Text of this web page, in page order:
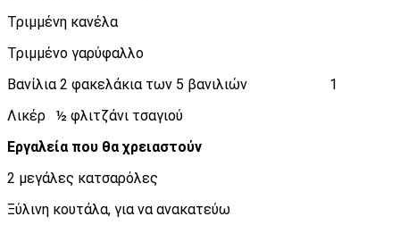
Τριμμένη κανέλα
Τριμμένο γαρύφαλλο
Βανίλια 2 φακελάκια των 5 βανιλιών 1
Λικέρ ½ φλιτζάνι τσαγιού
Εργαλεία που θα χρειαστούν
2 μεγάλες κατσαρόλες
Ξύλινη κουτάλα, για να ανακατεύω